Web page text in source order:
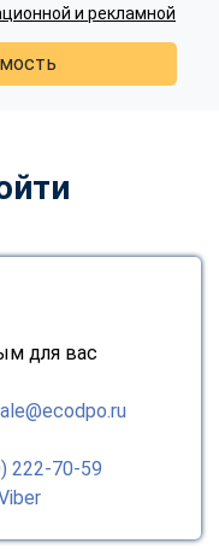
и рекламной
для вас
222-70-59